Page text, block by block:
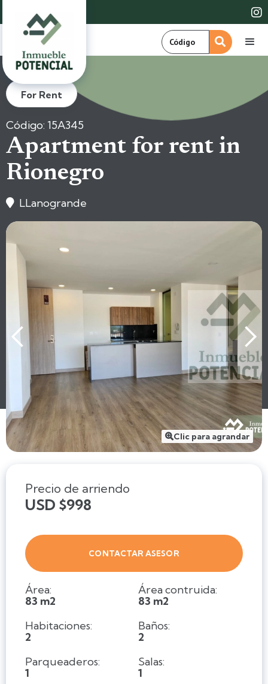

For Rent
Código: 15A345
Apartment for rent in
Rionegro
 LLanogrande
Clic para agrandar
Precio de arriendo
USD $998
CONTACTAR ASESOR
Área:
83 m2
Área contruida:
83 m2
Habitaciones:
2
Baños:
2
Parqueaderos:
1
Salas:
1